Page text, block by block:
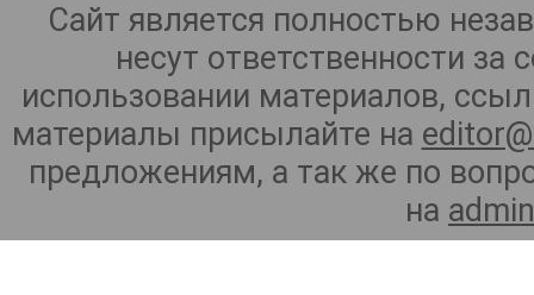
Сайт является полностью
несут ответственности
использовании материалов,
материалы присылайте на
предложениям, а так же по
на